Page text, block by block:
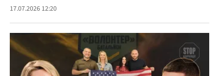
17.07.2026 12:20